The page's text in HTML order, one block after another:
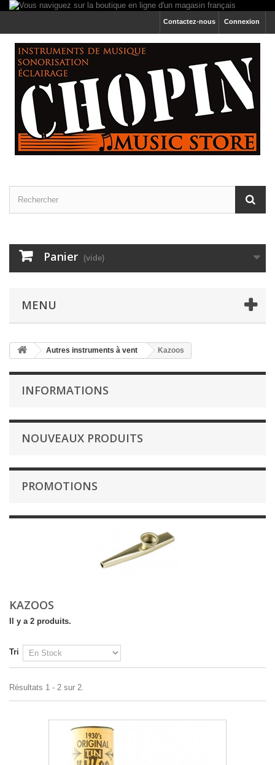
Connexion
Contactez-nous
Panier (vide)
MENU
Autres instruments à vent Kazoos
INFORMATIONS
NOUVEAUX PRODUITS
PROMOTIONS
KAZOOS
Il y a 2 produits.
Tri
Résultats 1 - 2 sur 2.